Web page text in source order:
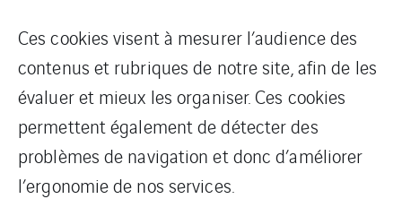
Ces cookies visent à mesurer l’audience des
contenus et rubriques de notre site, afin de les
évaluer et mieux les organiser. Ces cookies
permettent également de détecter des
problèmes de navigation et donc d’améliorer
l’ergonomie de nos services.